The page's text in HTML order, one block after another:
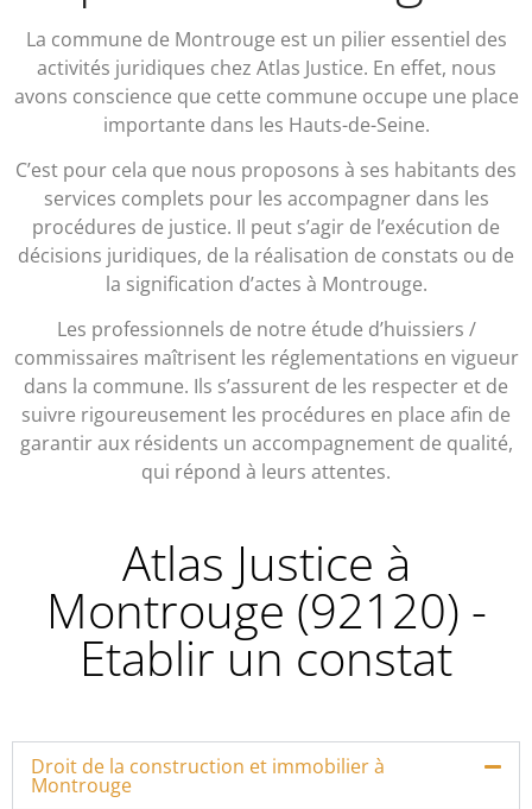
La commune de Montrouge est un pilier essentiel des
activités juridiques chez Atlas Justice. En effet, nous
avons conscience que cette commune occupe une place
importante dans les Hauts-de-Seine.
C’est pour cela que nous proposons à ses habitants des
services complets pour les accompagner dans les
procédures de justice. Il peut s’agir de l’exécution de
décisions juridiques, de la réalisation de constats ou de
la signification d’actes à Montrouge.
Les professionnels de notre étude d’huissiers /
commissaires maîtrisent les réglementations en vigueur
dans la commune. Ils s’assurent de les respecter et de
suivre rigoureusement les procédures en place afin de
garantir aux résidents un accompagnement de qualité,
qui répond à leurs attentes.
Atlas Justice à
Montrouge (92120) -
Etablir un constat
Droit de la construction et immobilier à
Montrouge